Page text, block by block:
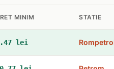
MINIM STATIE
lei